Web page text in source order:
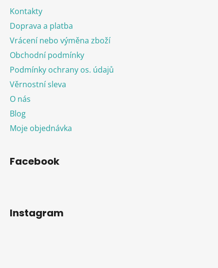
Kontakty
Doprava a platba
Vrácení nebo výměna zboží
Obchodní podmínky
Podmínky ochrany os. údajů
Věrnostní sleva
O nás
Blog
Moje objednávka
Facebook
Instagram